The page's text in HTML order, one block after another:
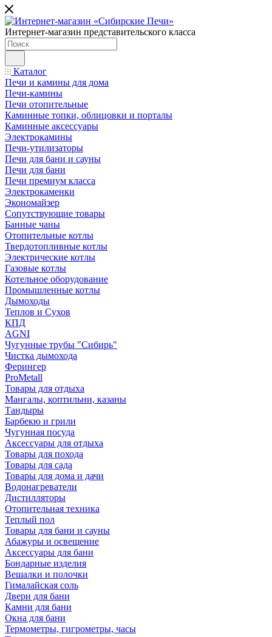
Интернет-магазин представительского класса
Каталог
Печи и камины для дома
Печи-камины
Печи отопительные
Каминные топки, облицовки и порталы
Каминные аксессуары
Электрокамины
Печи-утилизаторы
Печи для бани и сауны
Печи для бани
Печи премиум класса
Электрокаменки
Экономайзер
Сопутствующие товары
Банные чаны
Отопительные котлы
Твердотопливные котлы
Электрические котлы
Газовые котлы
Котельное оборудование
Промышленные котлы
Дымоходы
Теплов и Сухов
КПД
AGNI
Чугунные трубы "Сибирь"
Чистка дымохода
Ферингер
ProMetall
Товары для отдыха
Мангалы, коптильни, казаны
Тандыры
Барбекю и грили
Чугунная посуда
Аксессуары для отдыха
Товары для похода
Товары для сада
Товары для дома и дачи
Водонагреватели
Дистилляторы
Отопительная техника
Теплый пол
Товары для бани и сауны
Абажуры и освещение
Аксессуары для бани
Бондарные изделия
Вешалки и полочки
Гималайская соль
Двери для бани
Камни для бани
Окна для бани
Термометры, гигрометры, часы